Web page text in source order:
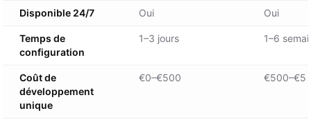
Disponible 24/7 Oui Oui
Temps de
configuration
1–3 jours 1–6
Coût de
développement
unique
€0–€500 €500–€5